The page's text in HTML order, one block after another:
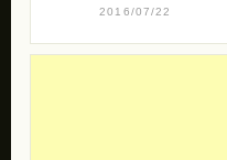
去购买